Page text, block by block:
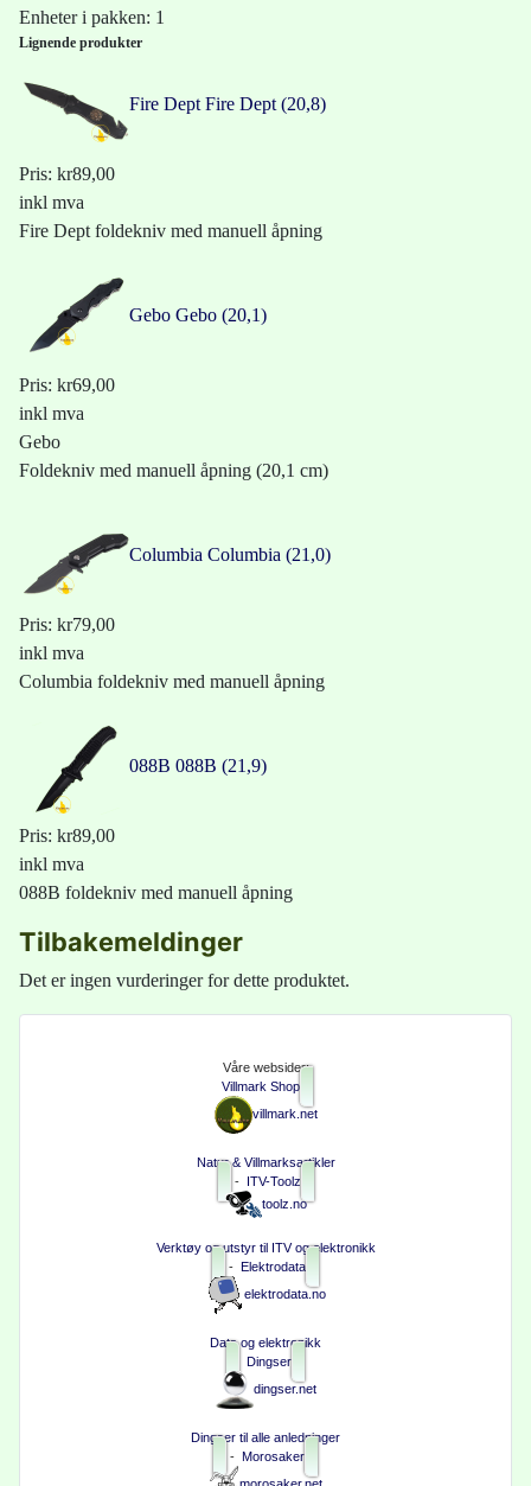
Enheter i pakken: 1
Lignende produkter
Fire Dept Fire Dept (20,8)
Pris: kr89,00
inkl mva
Fire Dept foldekniv med manuell åpning
Gebo Gebo (20,1)
Pris: kr69,00
inkl mva
Gebo
Foldekniv med manuell åpning (20,1 cm)
Columbia Columbia (21,0)
Pris: kr79,00
inkl mva
Columbia foldekniv med manuell åpning
088B 088B (21,9)
Pris: kr89,00
inkl mva
088B foldekniv med manuell åpning
Tilbakemeldinger
Det er ingen vurderinger for dette produktet.
Våre websider:
Villmark Shop
villmark.net
Natur & Villmarksartikler
- ITV-Toolz
toolz.no
Verktøy og utstyr til ITV og elektronikk
- Elektrodata
elektrodata.no
Data og elektronikk
Dingser
dingser.net
Dingser til alle anledninger
- Morosaker
morosaker.net